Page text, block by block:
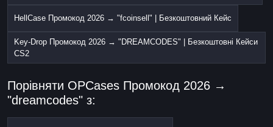
HellCase Промокод 2026 → "fcoinsell" | Безкоштовний Кейс
Key-Drop Промокод 2026 → "DREAMCODES" | Безкоштовні Кейси
CS2
Порівняти OPCases Промокод 2026 →
"dreamcodes" з: